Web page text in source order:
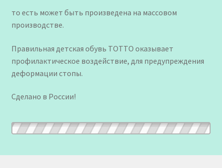
то есть может быть произведена на массовом
производстве.
Правильная детская обувь ТОТТО оказывает
профилактическое воздействие, для предупреждения
деформации стопы.
Сделано в России!